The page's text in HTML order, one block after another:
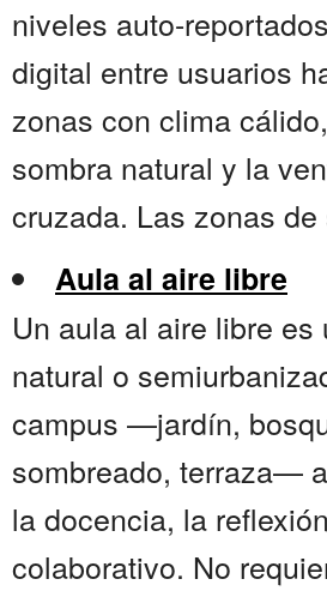
niveles auto-
digital entre usuarios
zonas con clima
sombra natural y la
cruzada. Las zonas de
Aula al aire libre
Un aula al aire libre es
natural o
campus —jardín,
sombreado, terraza—
la docencia, la
colaborativo. No